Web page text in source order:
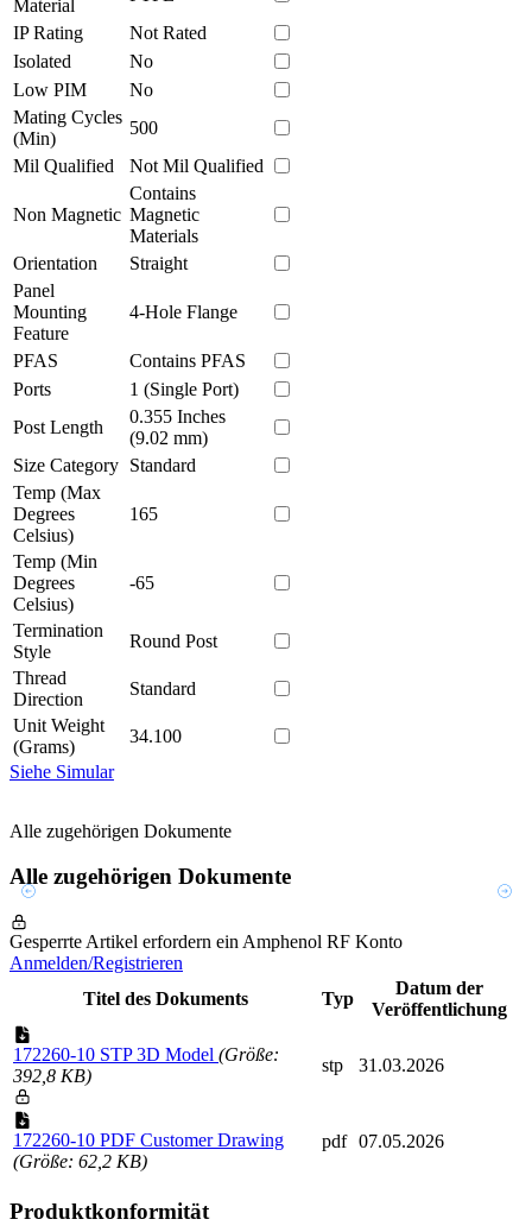
Material
IP Rating
Not Rated
Isolated
No
Low PIM
No
Mating Cycles
(Min)
500
Mil Qualified
Not Mil Qualified
Non Magnetic
Contains
Magnetic
Materials
Orientation
Straight
Panel
Mounting
Feature
4-Hole Flange
PFAS
Contains PFAS
Ports
1 (Single Port)
Post Length
0.355 Inches
(9.02 mm)
Size Category Standard
Temp (Max
Degrees
Celsius)
165
Temp (Min
Degrees
Celsius)
-65
Termination
Style
Round Post
Thread
Direction
Standard
Unit Weight
(Grams)
34.100
Siehe Simular
Alle zugehörigen Dokumente
Alle zugehörigen Dokumente
Gesperrte Artikel erfordern ein Amphenol RF Konto
Anmelden/Registrieren
Titel des Dokuments
Typ
Datum der
Veröffentlichung
172260-10 STP 3D Model (Größe:
392,8 KB)
stp 31.03.2026
172260-10 PDF Customer Drawing
(Größe: 62,2 KB)
pdf 07.05.2026
Produktkonformität